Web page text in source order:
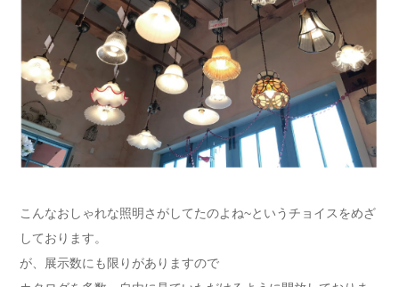
こんなおしゃれな照明さがしてたのよね~というチョイスをめざ
しております。
が、展示数にも限りがありますので